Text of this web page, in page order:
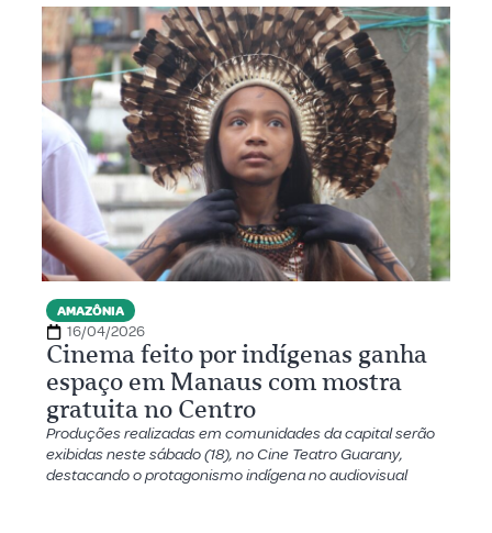
AMAZÔNIA
16/04/2026
Cinema feito por indígenas ganha
espaço em Manaus com mostra
gratuita no Centro
Produções realizadas em comunidades da capital serão
exibidas neste sábado (18), no Cine Teatro Guarany,
destacando o protagonismo indígena no audiovisual